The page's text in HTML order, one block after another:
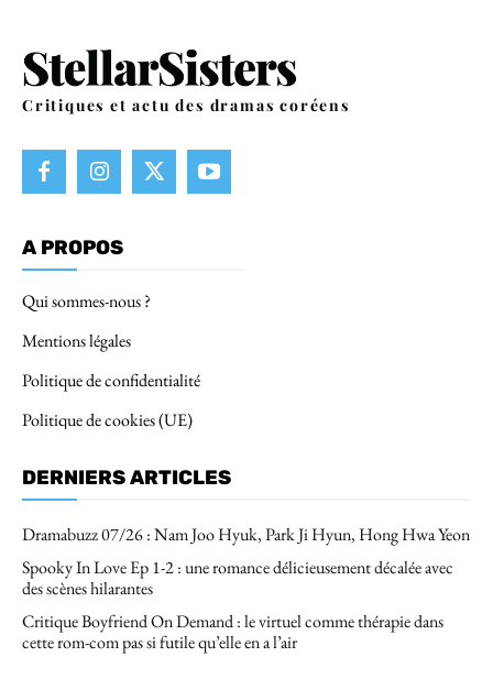
Critiques et actu des dramas coréens
A PROPOS
Qui sommes-nous ?
Mentions légales
Politique de confidentialité
Politique de cookies (UE)
DERNIERS ARTICLES
Dramabuzz 07/26 : Nam Joo Hyuk, Park Ji Hyun, Hong Hwa Yeon
Spooky In Love Ep 1-2 : une romance délicieusement décalée avec
des scènes hilarantes
Critique Boyfriend On Demand : le virtuel comme thérapie dans
cette rom-com pas si futile qu’elle en a l’air